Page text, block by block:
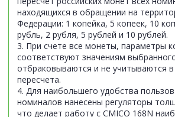
находящихся в обращении на
Федерации: 1 копейка, 5 копеек, 10
рубль, 2 рубля, 5 рублей и 10 рублей.
3. При счете все монеты, параметры
соответствуют значениям
отбраковываются и не учитываются в
пересчета.
4. Для наибольшего удобства
номиналов нанесены регуляторы
что делает работу с CMICO 168N